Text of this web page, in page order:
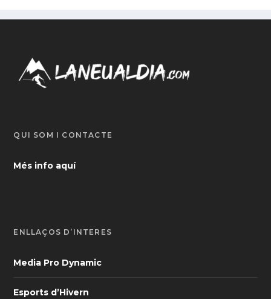
QUI SOM I CONTACTE
Més info aquí
ENLLAÇOS D’INTERÈS
Media Pro Dynamic
Esports d’Hivern